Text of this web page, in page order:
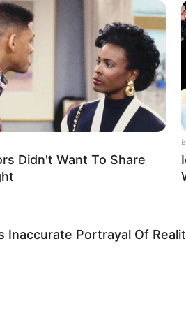
Didn't Want To Share
Inaccurate Portrayal Of
Stop Eating This Food — It